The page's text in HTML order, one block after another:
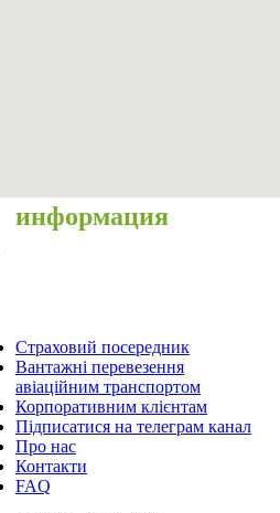
информация
Страховий посередник
Вантажні перевезення
авіаційним транспортом
Корпоративним клієнтам
Підписатися на телеграм канал
Про нас
Контакти
FAQ